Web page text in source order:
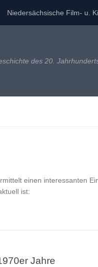
Niedersächsische Film- u.
des 20.
einen interessanten
ist:
Jahre